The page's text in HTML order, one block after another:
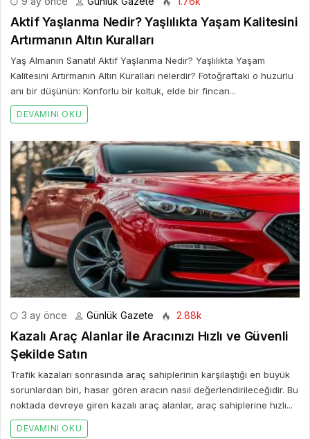
Aktif Yaşlanma Nedir? Yaşlılıkta Yaşam Kalitesini
Artırmanın Altın Kuralları
Yaş Almanın Sanatı! Aktif Yaşlanma Nedir? Yaşlılıkta Yaşam
Kalitesini Artırmanın Altın Kuralları nelerdir? Fotoğraftaki o huzurlu
anı bir düşünün: Konforlu bir koltuk, elde bir fincan...
DEVAMINI OKU
3 ay önce Günlük Gazete 2.88k
Kazalı Araç Alanlar ile Aracınızı Hızlı ve Güvenli
Şekilde Satın
Trafik kazaları sonrasında araç sahiplerinin karşılaştığı en büyük
sorunlardan biri, hasar gören aracın nasıl değerlendirileceğidir. Bu
noktada devreye giren kazalı araç alanlar, araç sahiplerine hızlı...
DEVAMINI OKU